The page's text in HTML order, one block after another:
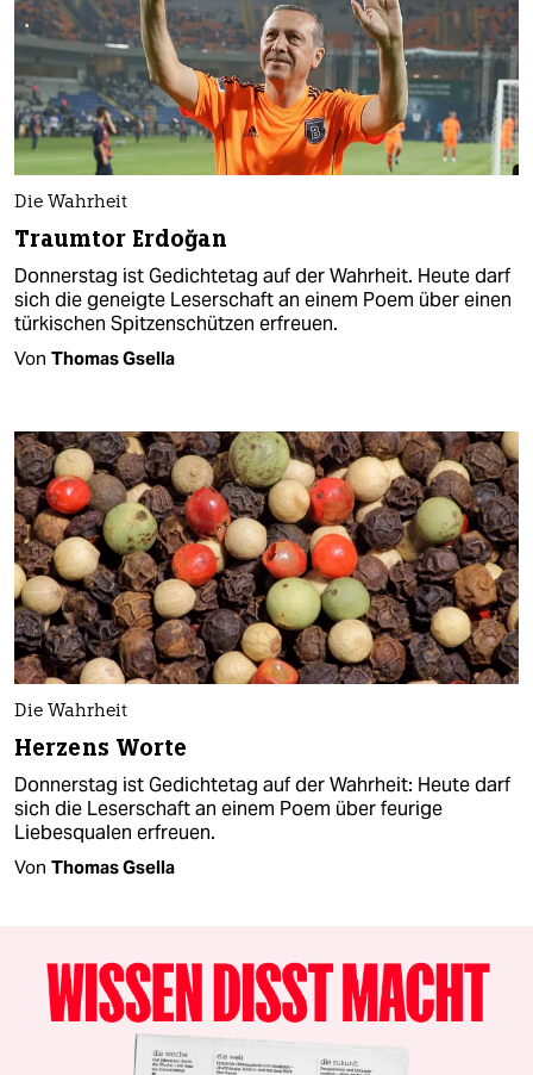
Die Wahrheit
Traumtor Erdoğan
Donnerstag ist Gedichtetag auf der Wahrheit. Heute darf
sich die geneigte Leserschaft an einem Poem über einen
türkischen Spitzenschützen erfreuen.
Von Thomas Gsella
Die Wahrheit
Herzens Worte
Donnerstag ist Gedichtetag auf der Wahrheit: Heute darf
sich die Leserschaft an einem Poem über feurige
Liebesqualen erfreuen.
Von Thomas Gsella